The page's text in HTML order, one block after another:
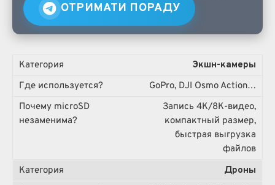
ОТРИМАТИ ПОРАДУ
Экшн-камеры
GoPro, DJI Osmo Action…
Запись 4K/8K-видео,
компактный размер,
быстрая выгрузка
файлов
Дроны